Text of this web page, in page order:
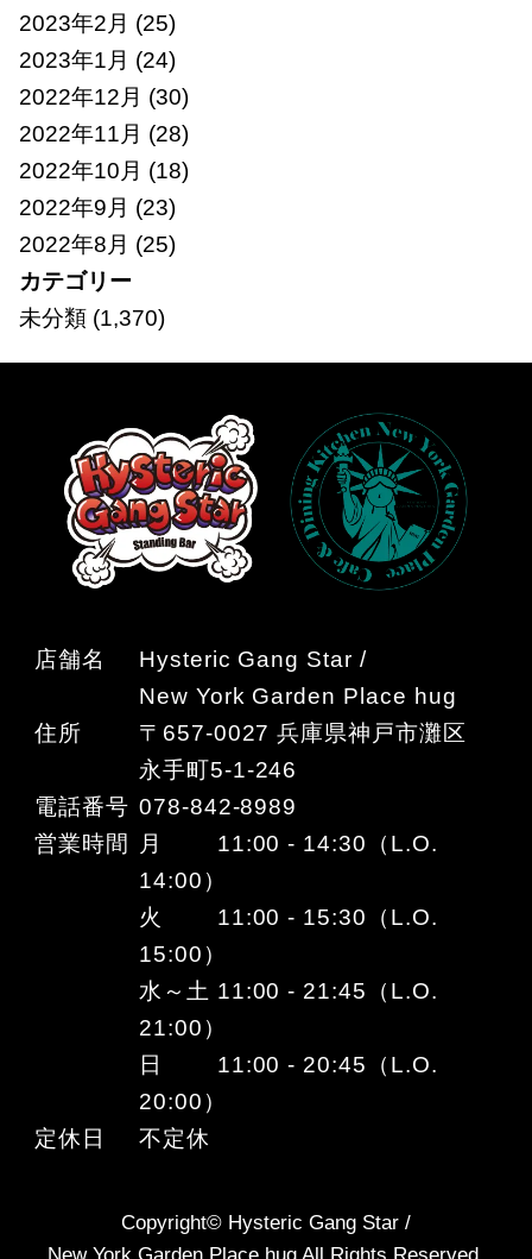
2023年2月 (25)
2023年1月 (24)
2022年12月 (30)
2022年11月 (28)
2022年10月 (18)
2022年9月 (23)
2022年8月 (25)
カテゴリー
未分類(1,370)
店舗名
Hysteric Gang Star /
New York Garden Place hug
住所
〒657-0027 兵庫県神戸市灘区
永手町5-1-246
電話番号 078-842-8989
営業時間
月 11:00 - 14:30（L.O.
14:00）
火 11:00 - 15:30（L.O.
15:00）
水～土 11:00 - 21:45（L.O.
21:00）
日 11:00 - 20:45（L.O.
20:00）
定休日
不定休
Copyright© Hysteric Gang Star /
New York Garden Place hug All Rights Reserved.